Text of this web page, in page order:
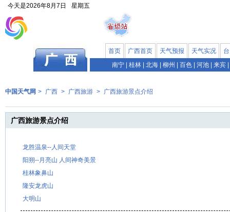
今天是2026年8月7日 星期五
首页 广西首页 天气预报 天气实况
南宁
桂林 北海 柳州 百色 河池 来宾
中国天气网 > 广西 > 广西旅游 > 广西旅游景点介绍
广西旅游景点介绍
龙胜温泉--人间天堂
阳朔--月亮山 人间神奇美景
桂林象鼻山
隆安龙虎山
大明山